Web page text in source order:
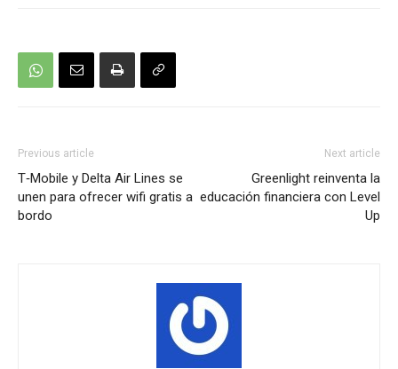
Previous article
T‑Mobile y Delta Air Lines se
unen para ofrecer wifi gratis a
bordo
Next article
Greenlight reinventa la
educación financiera con Level
Up